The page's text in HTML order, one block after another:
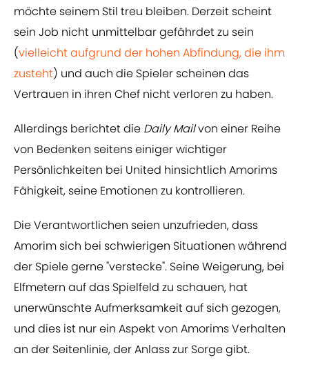
möchte seinem Stil treu bleiben. Derzeit scheint
sein Job nicht unmittelbar gefährdet zu sein
(vielleicht aufgrund der hohen Abfindung, die ihm
zusteht) und auch die Spieler scheinen das
Vertrauen in ihren Chef nicht verloren zu haben.
Allerdings berichtet die Daily Mailvon einer Reihe
von Bedenken seitens einiger wichtiger
Persönlichkeiten bei United hinsichtlich Amorims
Fähigkeit, seine Emotionen zu kontrollieren.
Die Verantwortlichen seien unzufrieden, dass
Amorim sich bei schwierigen Situationen während
der Spiele gerne "verstecke". Seine Weigerung, bei
Elfmetern auf das Spielfeld zu schauen, hat
unerwünschte Aufmerksamkeit auf sich gezogen,
und dies ist nur ein Aspekt von Amorims Verhalten
an der Seitenlinie, der Anlass zur Sorge gibt.